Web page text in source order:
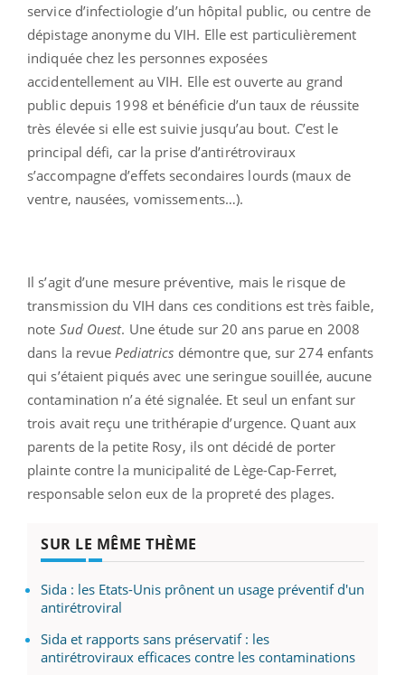
service d’infectiologie d’un hôpital public, ou centre de
dépistage anonyme du VIH. Elle est particulièrement
indiquée chez les personnes exposées
accidentellement au VIH. Elle est ouverte au grand
public depuis 1998 et bénéficie d’un taux de réussite
très élevée si elle est suivie jusqu’au bout. C’est le
principal défi, car la prise d’antirétroviraux
s’accompagne d’effets secondaires lourds (maux de
ventre, nausées, vomissements…).
Il s’agit d’une mesure préventive, mais le risque de
transmission du VIH dans ces conditions est très faible,
note Sud Ouest. Une étude sur 20 ans parue en 2008
dans la revue Pediatrics démontre que, sur 274 enfants
qui s’étaient piqués avec une seringue souillée, aucune
contamination n’a été signalée. Et seul un enfant sur
trois avait reçu une trithérapie d’urgence. Quant aux
parents de la petite Rosy, ils ont décidé de porter
plainte contre la municipalité de Lège-Cap-Ferret,
responsable selon eux de la propreté des plages.
SUR LE MÊME THÈME
Sida : les Etats-Unis prônent un usage préventif d'un
antirétroviral
Sida et rapports sans préservatif : les
antirétroviraux efficaces contre les contaminations